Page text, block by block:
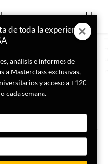
Development
la Comunidad de
de África Austral?
de toda la experiencia
análisis e informes de
a Masterclass exclusivas,
y acceso a +120
cada semana.